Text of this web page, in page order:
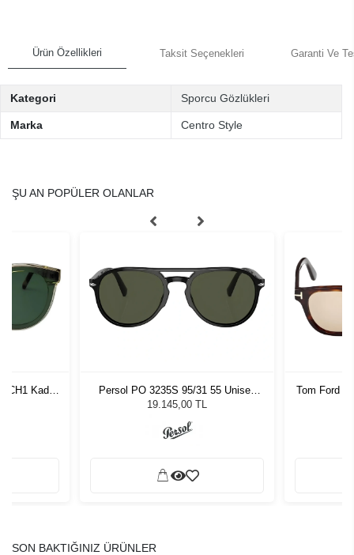
Ürün Özellikleri Taksit Seçenekleri Garanti Ve
Kategori Sporcu Gözlükleri
Marka Centro Style
ŞU AN POPÜLER OLANLAR
Kadın
Persol PO 3235S 95/31 55 Unisex
Güneş Gözlüğü
19.145,00 TL
Tom Ford
SON BAKTIĞINIZ ÜRÜNLER